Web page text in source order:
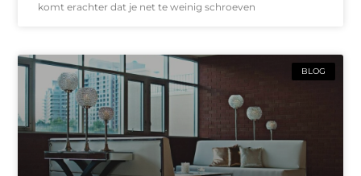
komt erachter dat je net te weinig schroeven
BLOG